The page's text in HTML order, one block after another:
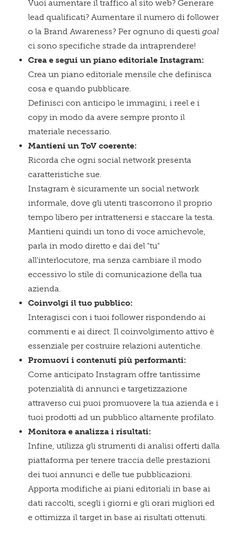
Vuoi aumentare il traffico al sito web? Generare
lead qualificati? Aumentare il numero di follower
o la Brand Awareness? Per ognuno di questi goal
ci sono specifiche strade da intraprendere!
Crea e segui un piano editoriale Instagram:
Crea un piano editoriale mensile che definisca
cosa e quando pubblicare.
Definisci con anticipo le immagini, i reel e i
copy in modo da avere sempre pronto il
materiale necessario.
Mantieni un ToV coerente:
Ricorda che ogni social network presenta
caratteristiche sue.
Instagram è sicuramente un social network
informale, dove gli utenti trascorrono il proprio
tempo libero per intrattenersi e staccare la testa.
Mantieni quindi un tono di voce amichevole,
parla in modo diretto e dai del "tu"
all'interlocutore, ma senza cambiare il modo
eccessivo lo stile di comunicazione della tua
azienda.
Coinvolgi il tuo pubblico:
Interagisci con i tuoi follower rispondendo ai
commenti e ai direct. Il coinvolgimento attivo è
essenziale per costruire relazioni autentiche.
Promuovi i contenuti più performanti:
Come anticipato Instagram offre tantissime
potenzialità di annunci e targetizzazione
attraverso cui puoi promuovere la tua azienda e i
tuoi prodotti ad un pubblico altamente profilato.
Monitora e analizza i risultati:
Infine, utilizza gli strumenti di analisi offerti dalla
piattaforma per tenere traccia delle prestazioni
dei tuoi annunci e delle tue pubblicazioni.
Apporta modifiche ai piani editoriali in base ai
dati raccolti, scegli i giorni e gli orari migliori ed
e ottimizza il target in base ai risultati ottenuti.